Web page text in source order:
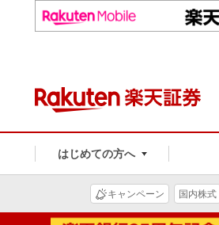
はじめての方へ
キャンペーン 国内株式